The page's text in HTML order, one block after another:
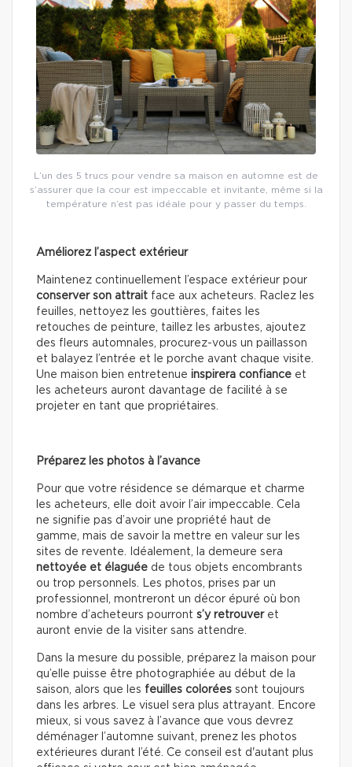
L’un des 5 trucs pour vendre sa maison en automne est de
s’assurer que la cour est impeccable et invitante, même si la
température n’est pas idéale pour y passer du temps.
Améliorez l’aspect extérieur
Maintenez continuellement l’espace extérieur pour
conserver son attrait face aux acheteurs. Raclez les
feuilles, nettoyez les gouttières, faites les
retouches de peinture, taillez les arbustes, ajoutez
des fleurs automnales, procurez-vous un paillasson
et balayez l’entrée et le porche avant chaque visite.
Une maison bien entretenue inspirera confiance et
les acheteurs auront davantage de facilité à se
projeter en tant que propriétaires.
Préparez les photos à l’avance
Pour que votre résidence se démarque et charme
les acheteurs, elle doit avoir l’air impeccable. Cela
ne signifie pas d’avoir une propriété haut de
gamme, mais de savoir la mettre en valeur sur les
sites de revente. Idéalement, la demeure sera
nettoyée et élaguée de tous objets encombrants
ou trop personnels. Les photos, prises par un
professionnel, montreront un décor épuré où bon
nombre d’acheteurs pourront s’y retrouveret
auront envie de la visiter sans attendre.
Dans la mesure du possible, préparez la maison pour
qu’elle puisse être photographiée au début de la
saison, alors que les feuilles colorées sont toujours
dans les arbres. Le visuel sera plus attrayant. Encore
mieux, si vous savez à l’avance que vous devrez
déménager l’automne suivant, prenez les photos
extérieures durant l’été. Ce conseil est d'autant plus